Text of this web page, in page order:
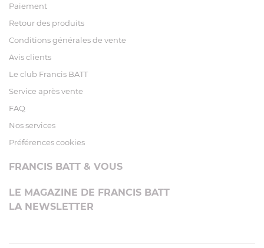
Paiement
Retour des produits
Conditions générales de vente
Avis clients
Le club Francis BATT
Service après vente
FAQ
Nos services
Préférences cookies
FRANCIS BATT & VOUS
LE MAGAZINE DE FRANCIS BATT
LA NEWSLETTER